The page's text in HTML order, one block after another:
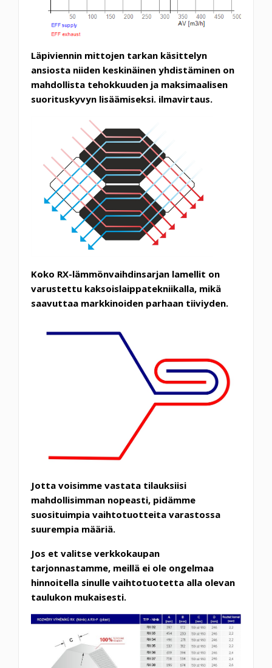
Läpiviennin mittojen tarkan käsittelyn
ansiosta niiden keskinäinen yhdistäminen on
mahdollista tehokkuuden ja maksimaalisen
suorituskyvyn lisäämiseksi. ilmavirtaus.
Koko RX-lämmönvaihdinsarjan lamellit on
varustettu kaksoislaippatekniikalla, mikä
saavuttaa markkinoiden parhaan tiiviyden.
Jotta voisimme vastata tilauksiisi
mahdollisimman nopeasti, pidämme
suosituimpia vaihtotuotteita varastossa
suurempia määriä.
Jos et valitse verkkokaupan
tarjonnastamme, meillä ei ole ongelmaa
hinnoitella sinulle vaihtotuotetta alla olevan
taulukon mukaisesti.